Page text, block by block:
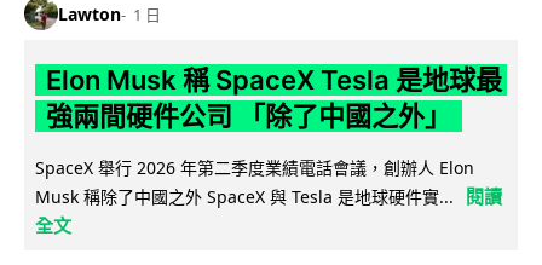
Lawton 1 日
Elon Musk 稱 SpaceX Tesla 是地球最
強兩間硬件公司 「除了中國之外」
SpaceX 舉行 2026 年第二季度業績電話會議，創辦人 Elon
Musk 稱除了中國之外 SpaceX 與 Tesla 是地球硬件實...
閱讀
全文